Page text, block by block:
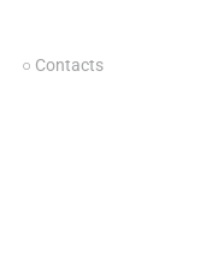
○ Contacts